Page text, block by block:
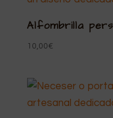
16,50€
Alfombrilla
10,00€